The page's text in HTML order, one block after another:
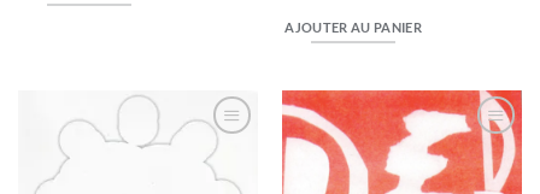
AJOUTER AU PANIER
Ajouter
à la
wishlist
Ajouter
à la
wishlist